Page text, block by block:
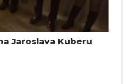
Jaroslava Kuberu